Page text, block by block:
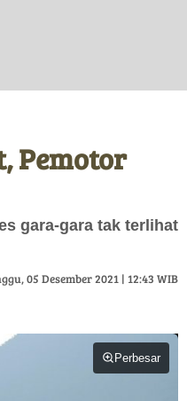
Pemotor
gara-gara tak terlihat
05 Desember 2021 | 12:43 WIB
Perbesar